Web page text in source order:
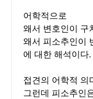
어학적으로
왜서 변호인이 구
왜서 피소추인이
에 대한 해석이다.
접견의 어학적 의
그런데 피소추인